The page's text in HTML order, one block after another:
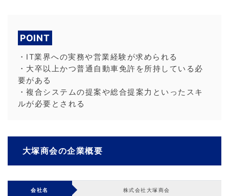
POINT
・IT業界への実務や営業経験が求められる
・大卒以上かつ普通自動車免許を所持している必
要がある
・複合システムの提案や総合提案力といったスキ
ルが必要とされる
大塚商会の企業概要
会社名 株式会社大塚商会